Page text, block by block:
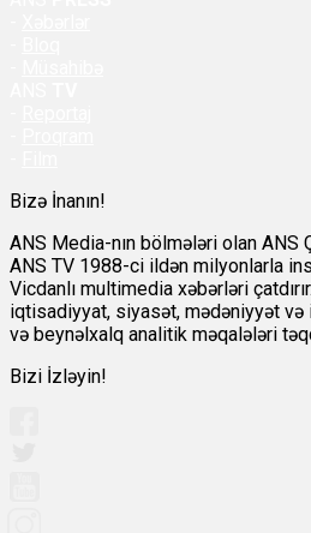
Bizə İnanın!
ANS Media-nın bölmələri olan ANS
ANS TV 1988-ci ildən milyonlarla
Vicdanlı multimedia xəbərləri
iqtisadiyyat, siyasət, mədəniyyət
və beynəlxalq analitik məqalələri
Bizi İzləyin!